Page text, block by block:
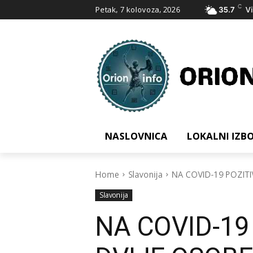
Petak, 7 kolovoza, 2026 35.7 C
NASLOVNICA LOKALNI
Home Slavonija NA COVID-19
Slavonija
NA COVID-